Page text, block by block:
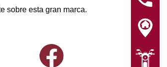
sobre esta gran marca.